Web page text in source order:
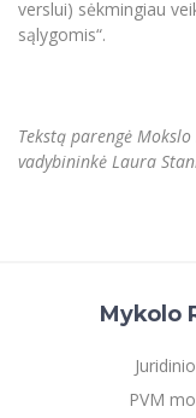
verslui) sėkmingiau
sąlygomis“.
Tekstą parengė
vadybininkė Laura
Mykolo
PVM